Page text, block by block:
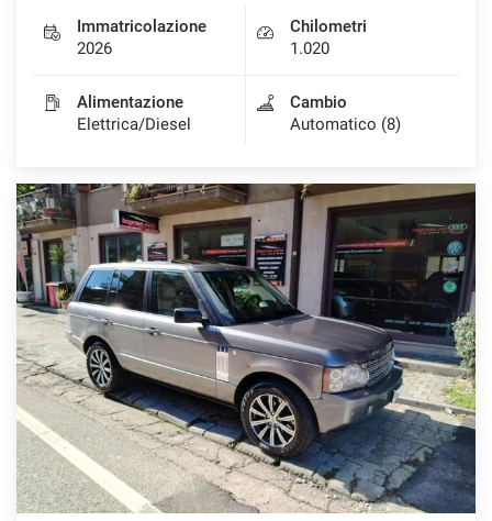
Immatricolazione
2026
Chilometri
1.020
Alimentazione
Elettrica/Diesel
Cambio
Automatico (8)